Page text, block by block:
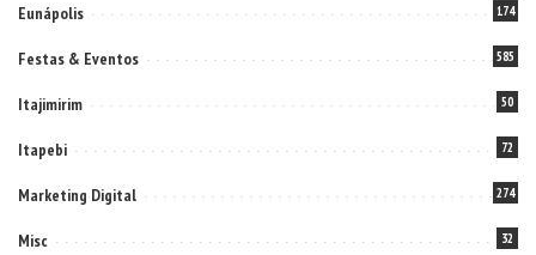
Eunápolis 174
Festas & Eventos 585
Itajimirim 50
Itapebi 72
Marketing Digital 274
Misc 32